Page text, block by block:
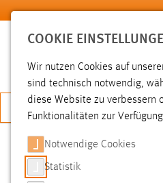
Zum Hauptinhalt springen
JETZT
SUCHE
COOKIE
Wir nutzen Cookies auf
sind technisch notwendig,
diese Website zu verbessern
Funktionalitäten zur
Notwendige Cookies
Statistik